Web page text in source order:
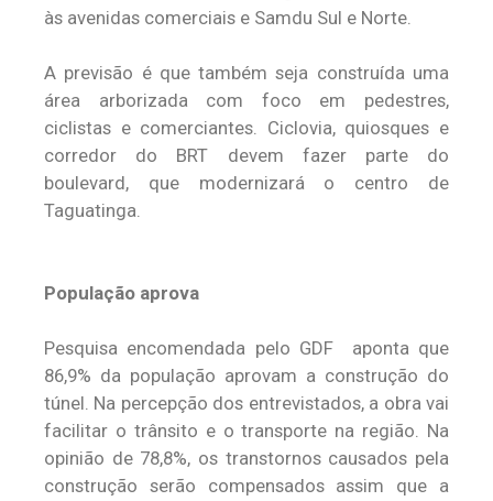
às avenidas comerciais e Samdu Sul e Norte.
A previsão é que também seja construída uma
área arborizada com foco em pedestres,
ciclistas e comerciantes. Ciclovia, quiosques e
corredor do BRT devem fazer parte do
boulevard, que modernizará o centro de
Taguatinga.
População aprova
Pesquisa encomendada pelo GDF aponta que
86,9% da população aprovam a construção do
túnel. Na percepção dos entrevistados, a obra vai
facilitar o trânsito e o transporte na região. Na
opinião de 78,8%, os transtornos causados pela
construção serão compensados assim que a